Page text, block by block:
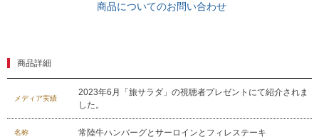
商品についてのお問い合わせ
商品詳細
メディア実績
2023年6月「旅サラダ」の視聴者プレゼントにて紹介されま
した。
名称 常陸牛ハンバーグとサーロインとフィレステーキ